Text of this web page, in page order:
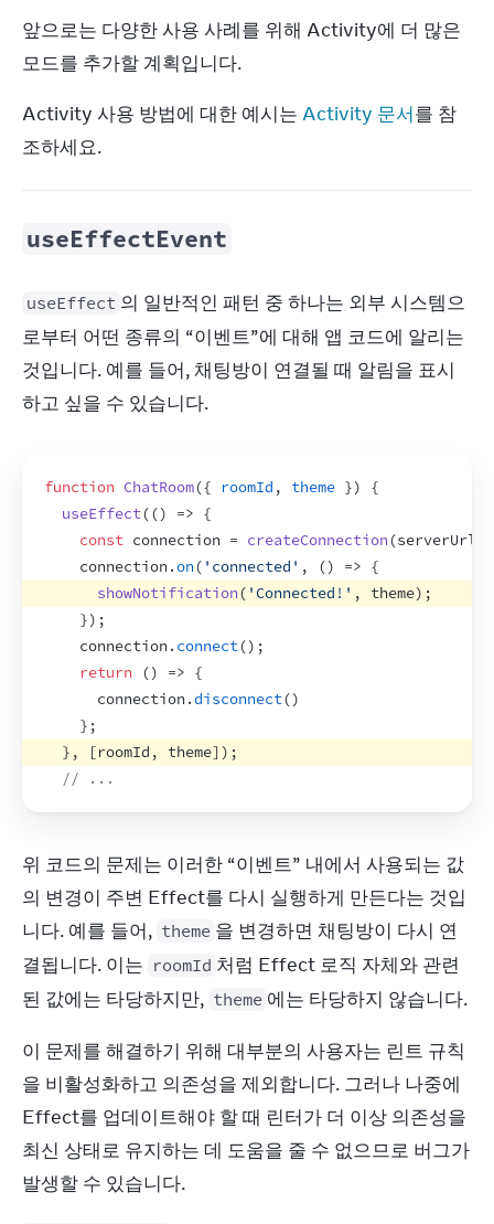
앞으로는 다양한 사용 사례를 위해 Activity에 더 많은
모드를 추가할 계획입니다.
Activity 사용 방법에 대한 예시는 Activity 문서를 참
조하세요.
useEffectEvent
useEffect 의 일반적인 패턴 중 하나는 외부 시스템으
로부터 어떤 종류의 “이벤트”에 대해 앱 코드에 알리는
것입니다. 예를 들어, 채팅방이 연결될 때 알림을 표시
하고 싶을 수 있습니다.
function ChatRoom({ roomId , theme })
{
useEffect(() => {
const connection = createConnection(serverUrl
connection.on( 'connected' , () => {
showNotification( 'Connected!' , theme) ;
}) ;
connection. connect() ;
return
() => {
connection.disconnect()
} ;
} , [roomId , theme] ) ;
// ...
위 코드의 문제는 이러한 “이벤트” 내에서 사용되는 값
의 변경이 주변 Effect를 다시 실행하게 만든다는 것입
니다. 예를 들어, theme 을 변경하면 채팅방이 다시 연
결됩니다. 이는 roomId 처럼 Effect 로직 자체와 관련
된 값에는 타당하지만, theme 에는 타당하지 않습니다.
이 문제를 해결하기 위해 대부분의 사용자는 린트 규칙
을 비활성화하고 의존성을 제외합니다. 그러나 나중에
Effect를 업데이트해야 할 때 린터가 더 이상 의존성을
최신 상태로 유지하는 데 도움을 줄 수 없으므로 버그가
발생할 수 있습니다.